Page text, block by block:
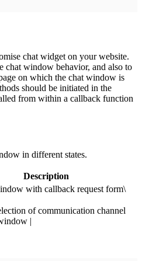
chat widget on your website.
chat window behavior, and also to
on which the chat window is
should be initiated in the
from within a callback function
in different states.
Description
with callback request form\
of communication channel
|